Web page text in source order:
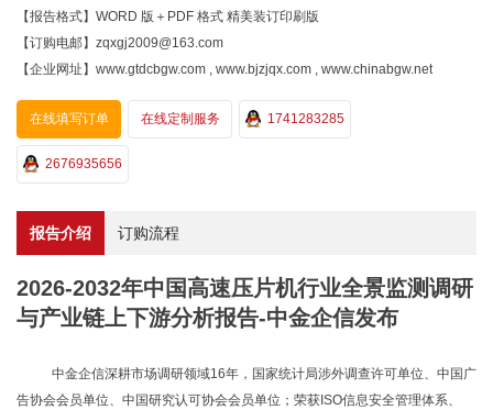
【报告格式】WORD 版＋PDF 格式 精美装订印刷版
【订购电邮】zqxgj2009@163.com
【企业网址】www.gtdcbgw.com , www.bjzjqx.com , www.chinabgw.net
在线填写订单 在线定制服务 1741283285
2676935656
报告介绍 订购流程
2026-2032年中国高速压片机行业全景监测调研
与产业链上下游分析报告-中金企信发布
中金企信深耕市场调研领域16年，国家统计局涉外调查许可单位、中国广
告协会会员单位、中国研究认可协会会员单位；荣获ISO信息安全管理体系、